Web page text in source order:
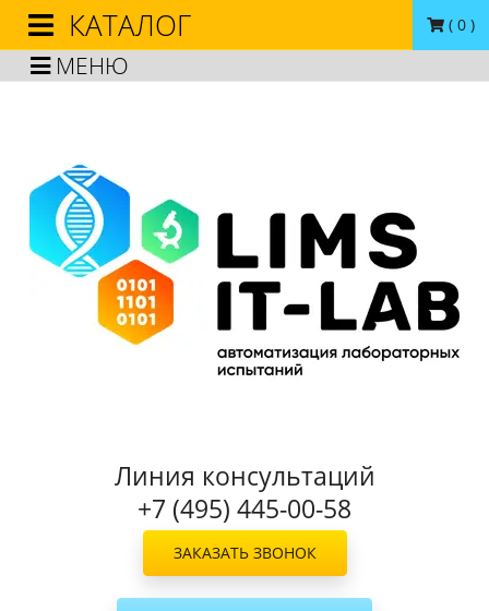
МЕНЮ
( 0 )
Линия консультаций
+7 (495) 445-00-58
ЗАКАЗАТЬ ЗВОНОК
КАТАЛОГ